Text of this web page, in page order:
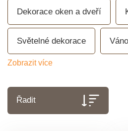
Dekorace oken a dveří
Světelné dekorace
Zobrazit více
Řadit